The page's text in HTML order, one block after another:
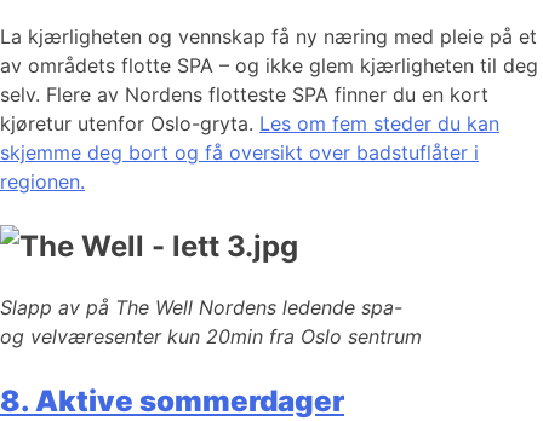
La kjærligheten og vennskap få ny næring med pleie på et
av områdets flotte SPA – og ikke glem kjærligheten til deg
selv. Flere av Nordens flotteste SPA finner du en kort
kjøretur utenfor Oslo-gryta. Les om fem steder du kan
skjemme deg bort og få oversikt over badstuflåter i
regionen.
Slapp av på The Well Nordens ledende spa-
og velværesenter kun 20min fra Oslo sentrum
8. Aktive sommerdager